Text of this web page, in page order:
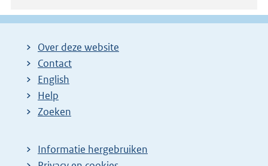
Over deze website
Contact
English
Help
Zoeken
Informatie hergebruiken